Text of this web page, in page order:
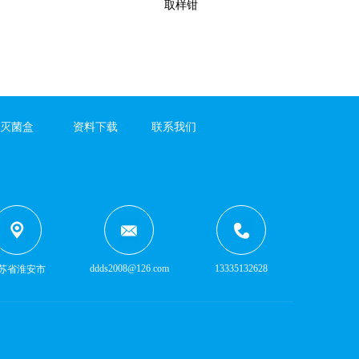
取样钳
灭菌盒 资料下载 联系我们
省淮安市 ddds2008@126.com 13335132628